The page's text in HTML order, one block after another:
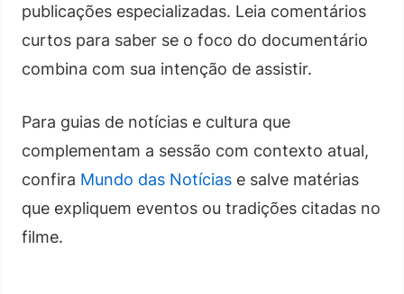
publicações especializadas. Leia comentários
curtos para saber se o foco do documentário
combina com sua intenção de assistir.
Para guias de notícias e cultura que
complementam a sessão com contexto atual,
confira Mundo das Notícias e salve matérias
que expliquem eventos ou tradições citadas no
filme.